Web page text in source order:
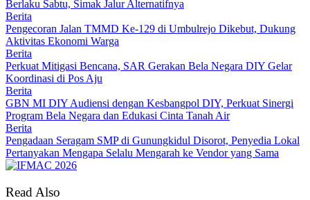
Berlaku Sabtu, Simak Jalur Alternatifnya
Berita
Pengecoran Jalan TMMD Ke-129 di Umbulrejo Dikebut, Dukung
Aktivitas Ekonomi Warga
Berita
Perkuat Mitigasi Bencana, SAR Gerakan Bela Negara DIY Gelar
Koordinasi di Pos Aju
Berita
GBN MI DIY Audiensi dengan Kesbangpol DIY, Perkuat Sinergi
Program Bela Negara dan Edukasi Cinta Tanah Air
Berita
Pengadaan Seragam SMP di Gunungkidul Disorot, Penyedia Lokal
Pertanyakan Mengapa Selalu Mengarah ke Vendor yang Sama
Read Also